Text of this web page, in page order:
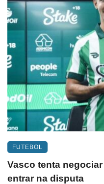
FUTEBOL
Vasco tenta
entrar na disputa